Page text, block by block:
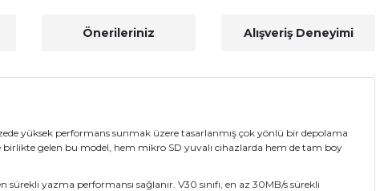
Önerileriniz Alışveriş Deneyimi
yüksek performans sunmak üzere tasarlanmış çok yönlü bir depolama
gelen bu model, hem mikro SD yuvalı cihazlarda hem de tam boy
yazma performansı sağlanır. V30 sınıfı, en az 30MB/s sürekli